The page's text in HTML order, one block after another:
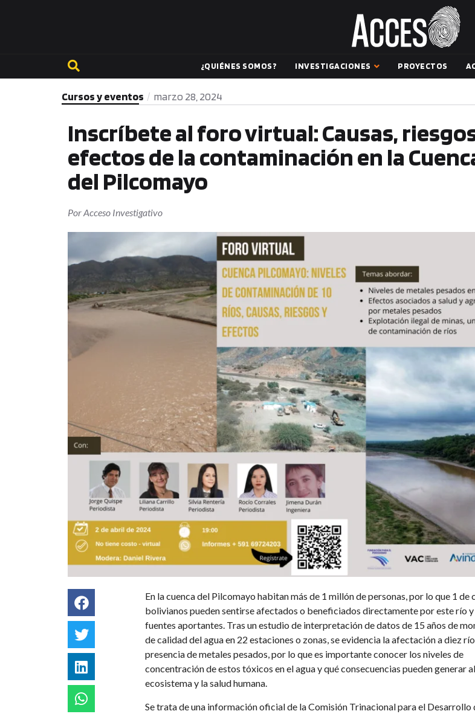
¿QUIÉNES SOMOS? INVESTIGACIONES PROYECTOS
Cursos y eventos marzo 28, 2024
Inscríbete al foro virtual: Causas,
efectos de la contaminación en la
del Pilcomayo
PorAcceso Investigativo
En la cuenca del Pilcomayo habitan más de 1 millón de personas, por lo que 1 de
bolivianos pueden sentirse afectados o beneficiados directamente por este río y
fuentes aportantes. Tras un estudio de interpretación de datos de 15 años de
de calidad del agua en 22 estaciones o zonas, se evidencia la afectación a diez
presencia de metales pesados, por lo que es importante conocer los niveles de
concentración de estos tóxicos en el agua y qué consecuencias pueden generar al
ecosistema y la salud humana.
Se trata de una información oficial de la Comisión Trinacional para el Desarrollo